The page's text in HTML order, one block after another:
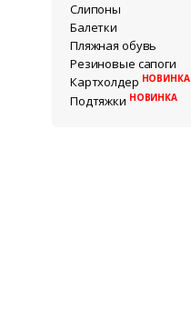
Слипоны
Балетки
Пляжная обувь
Резиновые сапоги
Картхолдер НОВИНКА
Подтяжки НОВИНКА